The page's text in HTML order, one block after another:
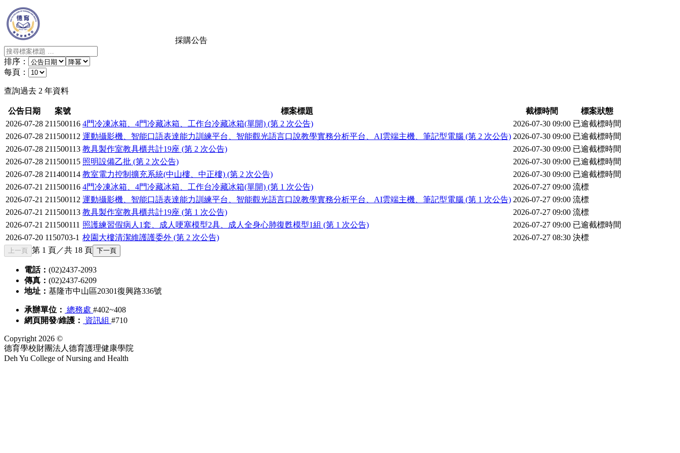
採購公告
排序：
每頁：
查詢過去 2 年資料
公告日期 案號 標案標題 截標時間
標案狀態
2026-07-28 211500116 4門冷凍冰箱、4門冷藏冰箱、工作台冷藏冰箱(單開) (第 2 次公告) 2026-07-30 09:00 已逾截標時間
2026-07-28 211500112 運動攝影機、智能口語表達能力訓練平台、智能觀光語言口說教學實務分析平台、AI雲端主機、筆記型電腦 (第 2 次公告) 2026-07-30 09:00 已逾截標時間
2026-07-28 211500113 教具製作室教具櫃共計19座 (第 2 次公告) 2026-07-30 09:00 已逾截標時間
2026-07-28 211500115 照明設備乙批 (第 2 次公告) 2026-07-30 09:00 已逾截標時間
2026-07-28 211400114 教室電力控制擴充系統(中山樓、中正樓) (第 2 次公告) 2026-07-30 09:00 已逾截標時間
2026-07-21 211500116 4門冷凍冰箱、4門冷藏冰箱、工作台冷藏冰箱(單開) (第 1 次公告) 2026-07-27 09:00 流標
2026-07-21 211500112 運動攝影機、智能口語表達能力訓練平台、智能觀光語言口說教學實務分析平台、AI雲端主機、筆記型電腦 (第 1 次公告) 2026-07-27 09:00 流標
2026-07-21 211500113 教具製作室教具櫃共計19座 (第 1 次公告) 2026-07-27 09:00 流標
2026-07-21 211500111 照護練習假病人1套、成人哽塞模型2具、成人全身心肺復甦模型1組 (第 1 次公告) 2026-07-27 09:00 已逾截標時間
2026-07-20 1150703-1 校園大樓清潔維護護委外 (第 2 次公告) 2026-07-27 08:30 決標
上一頁 第 1 頁／共 18 頁 下一頁
電話： (02)2437-2093
傳真： (02)2437-6209
地址： 基隆市中山區20301復興路336號
承辦單位： 總務處 #402~408
網頁開發/維護：
資訊組 #710
Copyright 2026 ©
德育學校財團法人德育護理健康學院
Deh Yu College of Nursing and Health